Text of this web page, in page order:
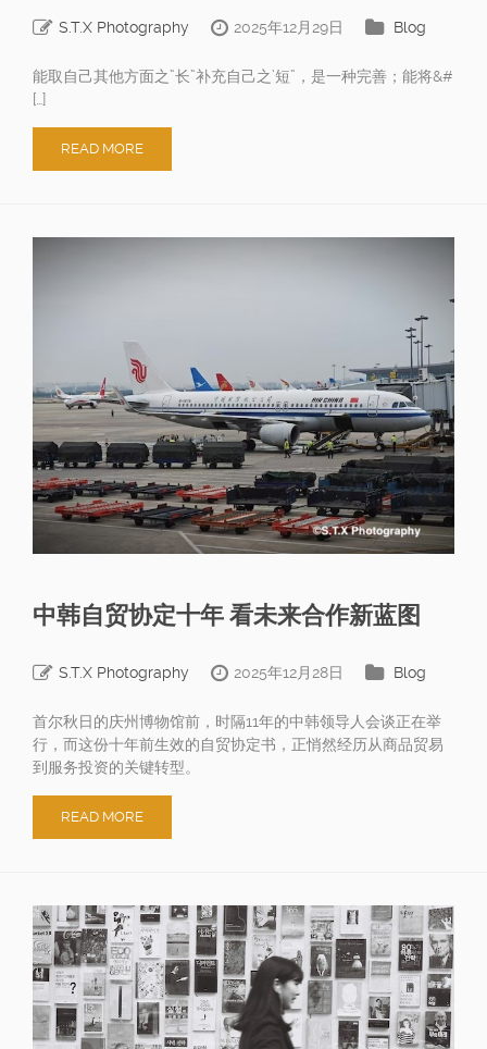
S.T.X Photography 2025年12月29日 Blog
能取自己其他方面之”长”补充自己之’短”，是一种完善；能将&#
[…]
READ MORE
中韩自贸协定十年 看未来合作新蓝图
S.T.X Photography 2025年12月28日 Blog
首尔秋日的庆州博物馆前，时隔11年的中韩领导人会谈正在举
行，而这份十年前生效的自贸协定书，正悄然经历从商品贸易
到服务投资的关键转型。
READ MORE